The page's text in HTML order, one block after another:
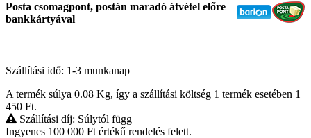
Posta csomagpont, postán maradó átvétel előre
bankkártyával
Szállítási idő: 1-3 munkanap
A termék súlya 0.08 Kg, így a szállítási költség 1 termék esetében 1
450 Ft.
Szállítási díj: Súlytól függ
Ingyenes 100 000 Ft értékű rendelés felett.